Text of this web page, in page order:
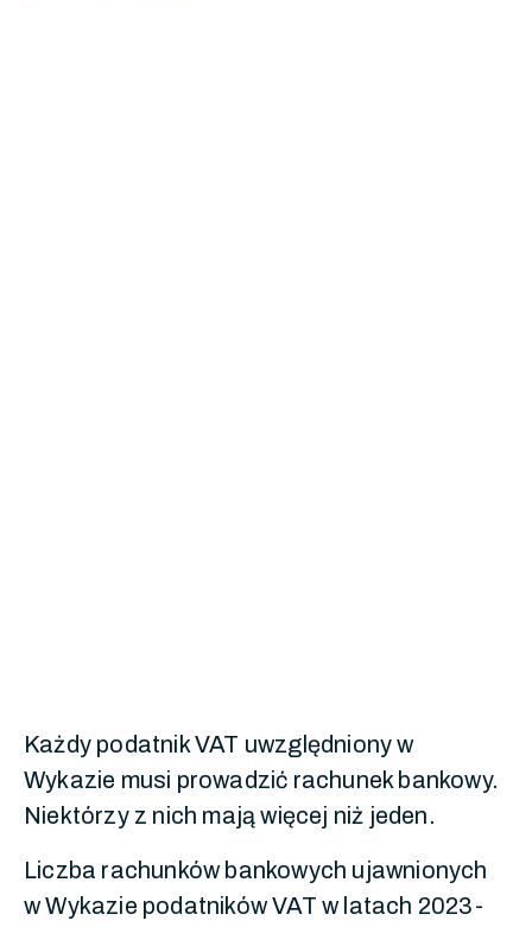
Każdy podatnik VAT uwzględniony w
Wykazie musi prowadzić rachunek bankowy.
Niektórzy z nich mają więcej niż jeden.
Liczba rachunków bankowych ujawnionych
w Wykazie podatników VAT w latach 2023-